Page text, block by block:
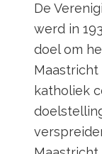
De
werd in
doel om
katholiek